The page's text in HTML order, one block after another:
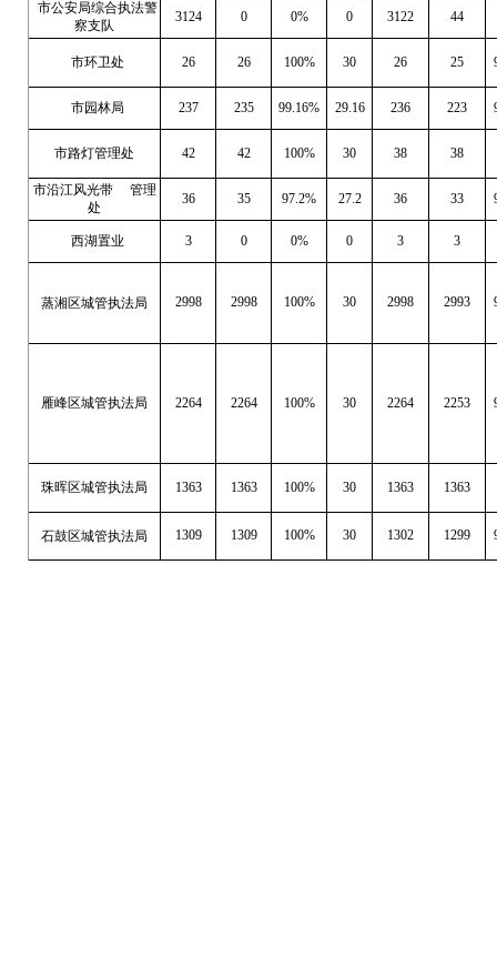
市公安局综合执法警
察支队
3124 0 0% 0 3122 44
市环卫处 26 26 100% 30 26 25
市园林局 237 235 99.16% 29.16 236 223
市路灯管理处 42 42 100% 30 38 38
市沿江风光带
管理
处
36 35 97.2% 27.2 36 33
西湖置业 3 0 0% 0 3 3
蒸湘区城管执法局 2998 2998 100% 30 2998 2993
雁峰区城管执法局 2264 2264 100% 30 2264 2253
珠晖区城管执法局 1363 1363 100% 30 1363 1363
石鼓区城管执法局 1309 1309 100% 30 1302 1299